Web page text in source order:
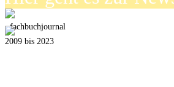
fachbuchjournal
2009 bis 2023